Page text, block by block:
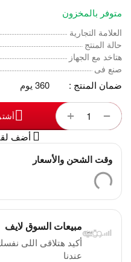
متوفر بالمخزون
العلامة التجارية
حالة المنتج
هتاخد مع الجهاز
صنع فى
ضمان المنتج : 360 يوم
+ −
أضف
وقت الشحن والأسعار
مبيعات السوق لايف
أكيد هتلاقى اللى
عندنا